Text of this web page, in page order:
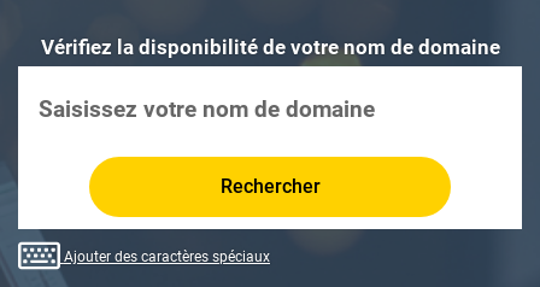
Vérifier la disponibilité de votre nom de
Vérifiez la disponibilité de votre nom de domaine
Rechercher
Ajouter des caractères spéciaux